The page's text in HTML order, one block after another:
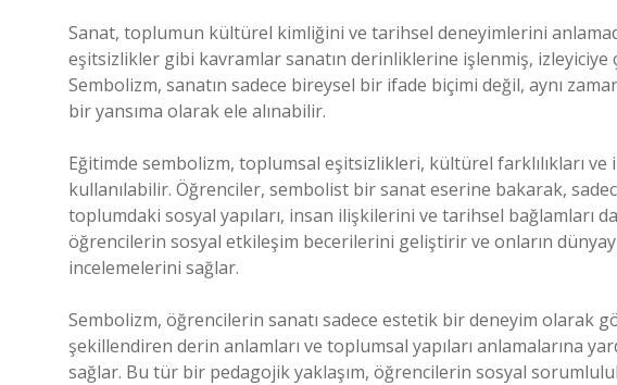
Sanat, toplumun kültürel kimliğini ve tarihsel deneyimlerini
eşitsizlikler gibi kavramlar sanatın derinliklerine işlenmiş, izleyiciye
Sembolizm, sanatın sadece bireysel bir ifade biçimi değil, aynı
bir yansıma olarak ele alınabilir.
Eğitimde sembolizm, toplumsal eşitsizlikleri, kültürel farklılıkları
kullanılabilir. Öğrenciler, sembolist bir sanat eserine bakarak,
toplumdaki sosyal yapıları, insan ilişkilerini ve tarihsel bağlamları
öğrencilerin sosyal etkileşim becerilerini geliştirir ve onların
incelemelerini sağlar.
Sembolizm, öğrencilerin sanatı sadece estetik bir deneyim olarak
şekillendiren derin anlamları ve toplumsal yapıları anlamalarına
sağlar. Bu tür bir pedagojik yaklaşım, öğrencilerin sosyal